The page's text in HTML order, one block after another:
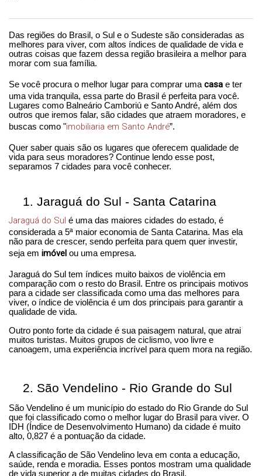
Das regiões do Brasil, o Sul e o Sudeste são consideradas as
melhores para viver, com altos índices de qualidade de vida e
outras coisas que fazem dessa região brasileira a melhor para
morar com sua família.
Se você procura o melhor lugar para comprar uma casa e ter
uma vida tranquila, essa parte do Brasil é perfeita para você.
Lugares como Balneário Camboriú e Santo André, além dos
outros que iremos falar, são cidades que atraem moradores, e
buscas como "imobiliaria em Santo André”.
Quer saber quais são os lugares que oferecem qualidade de
vida para seus moradores? Continue lendo esse post,
separamos 7 cidades para você conhecer.
1. Jaraguá do Sul - Santa Catarina
Jaraguá do Sul é uma das maiores cidades do estado, é
considerada a 5ª maior economia de Santa Catarina. Mas ela
não para de crescer, sendo perfeita para quem quer investir,
seja em imóvel ou uma empresa.
Jaraguá do Sul tem índices muito baixos de violência em
comparação com o resto do Brasil. Entre os principais motivos
para a cidade ser classificada como uma das melhores para
viver, o índice de violência é um dos principais para garantir a
qualidade de vida.
Outro ponto forte da cidade é sua paisagem natural, que atrai
muitos turistas. Muitos grupos de ciclismo, voo livre e
canoagem, uma experiência incrível para quem mora na região.
2. São Vendelino - Rio Grande do Sul
São Vendelino é um município do estado do Rio Grande do Sul
que foi classificado como o melhor lugar do Brasil para viver. O
IDH (Índice de Desenvolvimento Humano) da cidade é muito
alto, 0,827 é a pontuação da cidade.
A classificação de São Vendelino leva em conta a educação,
saúde, renda e moradia. Esses pontos mostram uma qualidade
de vida superior a de muitas cidades do Brasil.